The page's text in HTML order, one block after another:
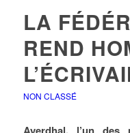
LA
REND
NON CLASSÉ